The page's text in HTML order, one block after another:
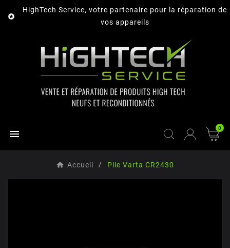

HighTech Service, votre partenaire pour la réparation de
vos appareils
 0
Accueil Pile Varta CR2430